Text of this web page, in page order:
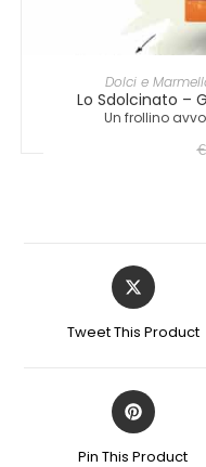
Dolci e
Lo Sdolcinato –
Un frollino
€
Tweet This Product
Pin This Product